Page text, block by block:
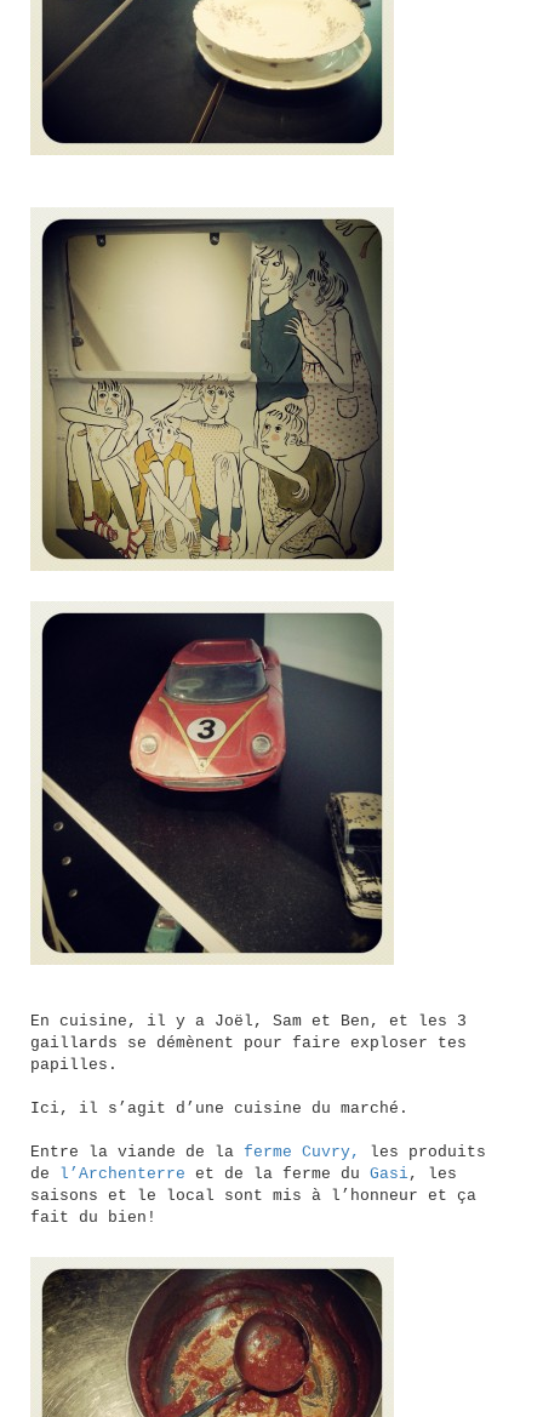
En cuisine, il y a Joël, Sam et Ben, et les 3
gaillards se démènent pour faire exploser tes
papilles.
Ici, il s’agit d’une cuisine du marché.
Entre la viande de la ferme Cuvry,
les produits
de
l’Archenterre et de la ferme du Gasi, les
saisons et le local sont mis à l’honneur et ça
fait du bien!